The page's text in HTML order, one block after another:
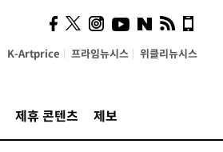
K-Artprice 프라임뉴시스 위클리뉴시스
제휴 콘텐츠 제보
시, 스마트폰 액세서리에
NFC 더했다